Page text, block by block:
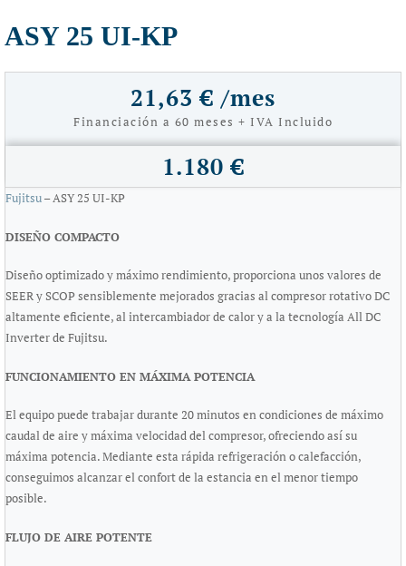
ASY 25 UI-KP
21,63 € /mes
Financiación a 60 meses + IVA Incluido
1.180 €
Fujitsu– ASY 25 UI-KP
DISEÑO COMPACTO
Diseño optimizado y máximo rendimiento, proporciona unos valores de
SEER y SCOP sensiblemente mejorados gracias al compresor rotativo DC
altamente eficiente, al intercambiador de calor y a la tecnología All DC
Inverter de Fujitsu.
FUNCIONAMIENTO EN MÁXIMA POTENCIA
El equipo puede trabajar durante 20 minutos en condiciones de máximo
caudal de aire y máxima velocidad del compresor, ofreciendo así su
máxima potencia. Mediante esta rápida refrigeración o calefacción,
conseguimos alcanzar el confort de la estancia en el menor tiempo
posible.
FLUJO DE AIRE POTENTE